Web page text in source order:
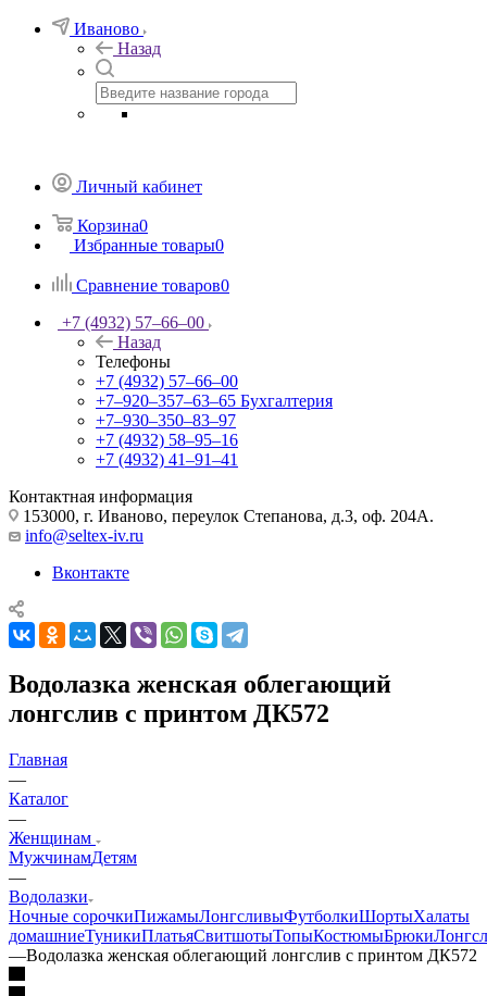
Иваново
Назад
Личный кабинет
Корзина0
Избранные товары0
Сравнение товаров0
+7 (4932) 57‒66‒00
Назад
Телефоны
+7 (4932) 57‒66‒00
+7‒920‒357‒63‒65 Бухгалтерия
+7‒930‒350‒83‒97
+7 (4932) 58‒95‒16
+7 (4932) 41‒91‒41
Контактная информация
153000, г. Иваново, переулок Степанова, д.3, оф. 204А.
info@seltex-iv.ru
Вконтакте
Водолазка женская облегающий
лонгслив с принтом ДК572
Главная
—
Каталог
—
Женщинам
МужчинамДетям
—
Водолазки
Ночные сорочкиПижамыЛонгсливыФутболкиШортыХалаты
домашниеТуникиПлатьяСвитшотыТопыКостюмыБрюки
—Водолазка женская облегающий лонгслив с принтом ДК572